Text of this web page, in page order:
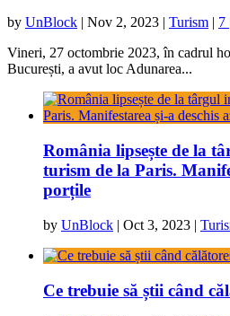
by UnBlock | Nov 2, 2023 | Turism | 7
Vineri, 27 octombrie 2023, în cadrul
București, a avut loc Adunarea...
România lipsește de la
turism de la Paris.
porțile
by UnBlock | Oct 3, 2023 |
Ce trebuie să știi când